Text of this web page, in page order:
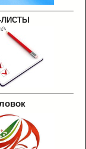
ЛИСТЫ